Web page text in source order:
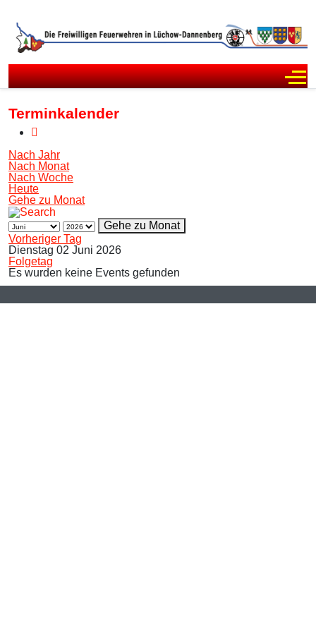
Terminkalender
Nach Jahr
Nach Monat
Nach Woche
Heute
Gehe zu Monat
Gehe zu Monat
Vorheriger Tag
Dienstag 02 Juni 2026
Folgetag
Es wurden keine Events gefunden